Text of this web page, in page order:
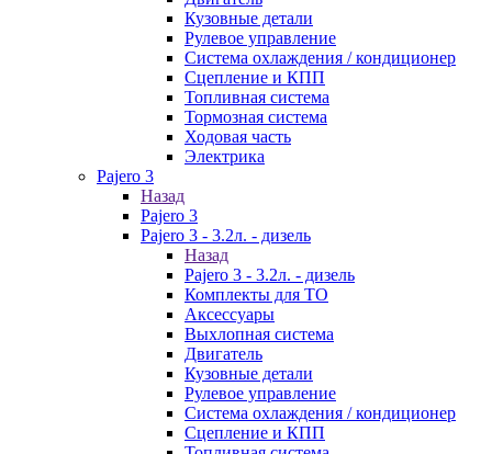
Кузовные детали
Рулевое управление
Система охлаждения / кондиционер
Сцепление и КПП
Топливная система
Тормозная система
Ходовая часть
Электрика
Pajero 3
Назад
Pajero 3
Pajero 3 - 3.2л. - дизель
Назад
Pajero 3 - 3.2л. - дизель
Комплекты для ТО
Аксессуары
Выхлопная система
Двигатель
Кузовные детали
Рулевое управление
Система охлаждения / кондиционер
Сцепление и КПП